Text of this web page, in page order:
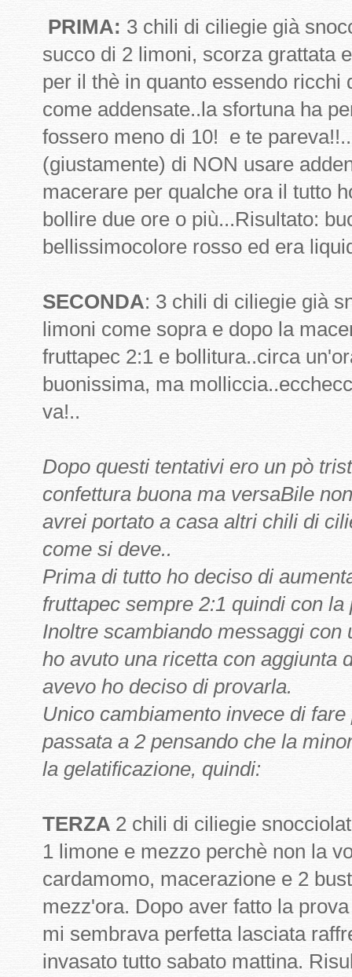
PRIMA: 3 chili di ciliegie già
succo di 2 limoni, scorza grattata
per il thè in quanto essendo
come addensate..la sfortuna ha
fossero meno di 10! e te
(giustamente) di NON usare
macerare per qualche ora il tutto
bollire due ore o più...Risultato:
bellissimocolore rosso ed era
SECONDA: 3 chili di ciliegie già
limoni come sopra e dopo la
fruttapec 2:1 e bollitura..circa
buonissima, ma
va!..
Dopo questi tentativi ero un pò
confettura buona ma versaBile
avrei portato a casa altri chili di
come si deve..
Prima di tutto ho deciso di
fruttapec sempre 2:1 quindi con
Inoltre scambiando messaggi
ho avuto una ricetta con aggiunta
avevo ho deciso di provarla.
Unico cambiamento invece di
passata a 2 pensando che la
la gelatificazione, quindi:
TERZA 2 chili di ciliegie
1 limone e mezzo perchè non la
cardamomo, macerazione e 2
mezz'ora. Dopo aver fatto la
mi sembrava perfetta lasciata
invasato tutto sabato mattina.